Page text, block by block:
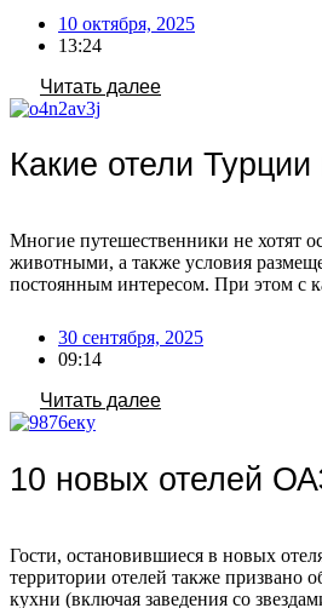
10 октября, 2025
13:24
Читать далее
Какие отели
Многие путешественники не хотят
животными, а также условия
постоянным интересом. При этом
30 сентября, 2025
09:14
Читать далее
10 новых отелей
Гости, остановившиеся в новых
территории отелей также призвано
кухни (включая заведения со